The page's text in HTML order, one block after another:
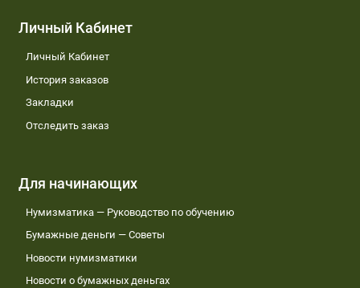
Личный Кабинет
Личный Кабинет
История заказов
Закладки
Отследить заказ
Для начинающих
Нумизматика — Руководство по обучению
Бумажные деньги — Советы
Новости нумизматики
Новости о бумажных деньгах